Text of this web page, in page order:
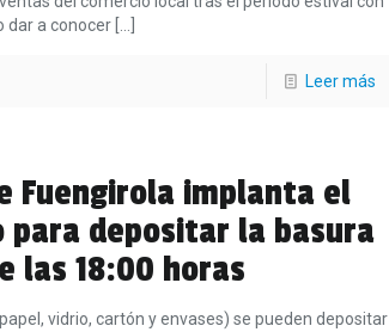
dar a conocer
Leer más
Fuengirola implanta el
depositar la basura
las 18:00 horas
vidrio, cartón y envases) se pueden depositar